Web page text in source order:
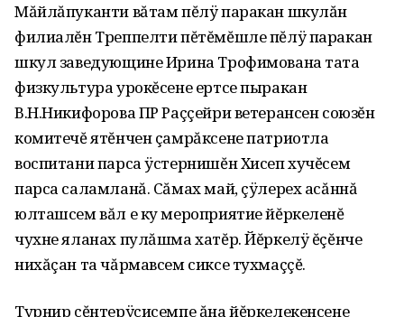
Мăйлăпуканти вăтам пĕлÿ паракан шкулăн
филиалĕн Треппелти пĕтĕмĕшле пĕлÿ паракан
шкул заведующине Ирина Трофимована тата
физкультура урокĕсене ертсе пыракан
В.Н.Никифорова ПР Раççейри ветерансен союзĕн
комитечĕ ятĕнчен çамрăксене патриотла
воспитани парса ÿстернишĕн Хисеп хучĕсем
парса саламланă. Сăмах май, çÿлерех асăннă
юлташсем вăл е ку мероприятие йĕркеленĕ
чухне яланах пулăшма хатĕр. Йĕркелÿ ĕçĕнче
нихăçан та чăрмавсем сиксе тухмаççĕ.
Турнир çĕнтерÿçисемпе ăна йĕркелекенсене